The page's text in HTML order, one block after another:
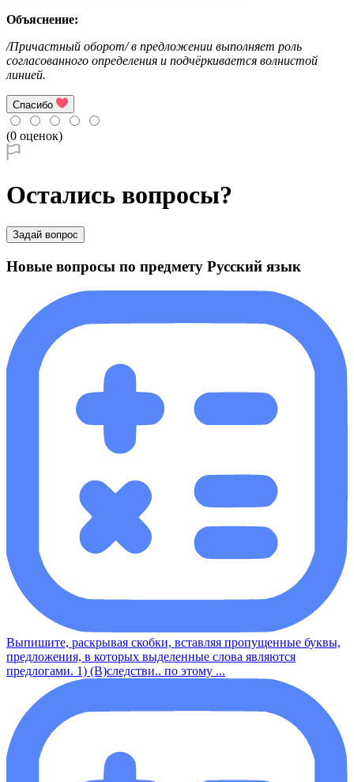
Объяснение:
/Причастный оборот/ в предложении выполняет роль
согласованного определения и подчёркивается волнистой
линией.
Спасибо
(0 оценок)
Остались вопросы?
Задай вопрос
Новые вопросы по предмету Русский язык
Выпишите, раскрывая скобки, вставляя пропущенные буквы,
предложения, в которых выделенные слова являются
предлогами. 1) (В)следстви.. по этому ...